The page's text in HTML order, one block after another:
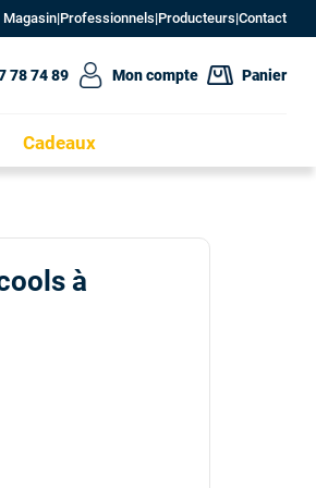
Magasin|Professionnels|Producteurs|Contact
Cadeaux
78 74 89 Mon compte Panier
à